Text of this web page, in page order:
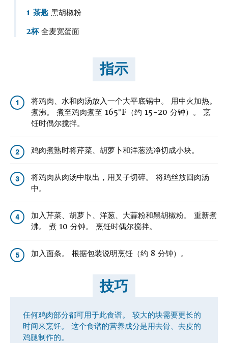
1 茶匙 黑胡椒粉
2杯 全麦宽蛋面
指示
1
将鸡肉、水和肉汤放入一个大平底锅中。 用中火加热。
煮沸。 煮至鸡肉煮至 165°F（约 15-20 分钟）。 烹
饪时偶尔搅拌。
2 鸡肉煮熟时将芹菜、胡萝卜和洋葱洗净切成小块。
3
将鸡肉从肉汤中取出，用叉子切碎。 将鸡丝放回肉汤
中。
4
加入芹菜、胡萝卜、洋葱、大蒜粉和黑胡椒粉。 重新煮
沸。 煮 10 分钟。 烹饪时偶尔搅拌。
5 加入面条。 根据包装说明烹饪（约 8 分钟）。
技巧
任何鸡肉部分都可用于此食谱。 较大的块需要更长的
时间来烹饪。 这个食谱的营养成分是用去骨、去皮的
鸡腿制作的。